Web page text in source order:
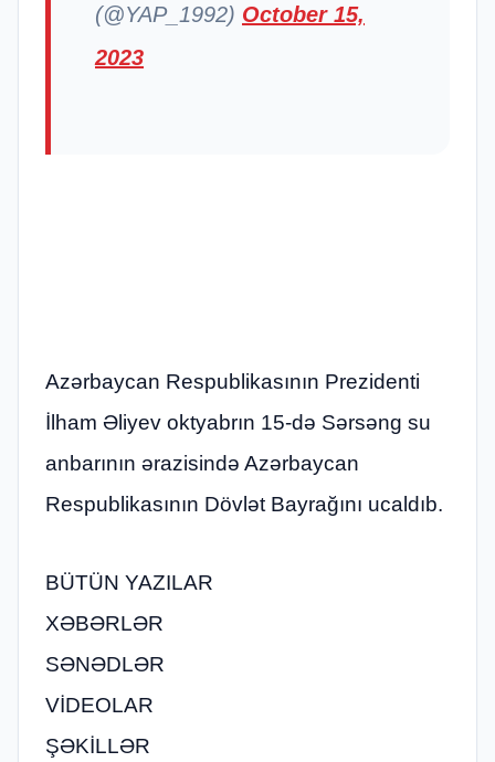
(@YAP_1992) October 15,
2023
Azərbaycan Respublikasının Prezidenti
İlham Əliyev oktyabrın 15-də Sərsəng su
anbarının ərazisində Azərbaycan
Respublikasının Dövlət Bayrağını ucaldıb.
BÜTÜN YAZILAR
XƏBƏRLƏR
SƏNƏDLƏR
VİDEOLAR
ŞƏKİLLƏR